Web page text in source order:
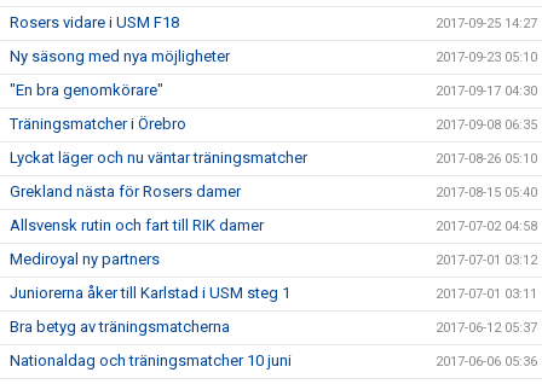
Rosers vidare i USM F18 2017-09-25 14:27
Ny säsong med nya möjligheter 2017-09-23 05:10
"En bra genomkörare" 2017-09-17 04:30
Träningsmatcher i Örebro 2017-09-08 06:35
Lyckat läger och nu väntar träningsmatcher 2017-08-26 05:10
Grekland nästa för Rosers damer 2017-08-15 05:40
Allsvensk rutin och fart till RIK damer 2017-07-02 04:58
Mediroyal ny partners 2017-07-01 03:12
Juniorerna åker till Karlstad i USM steg 1 2017-07-01 03:11
Bra betyg av träningsmatcherna 2017-06-12 05:37
Nationaldag och träningsmatcher 10 juni 2017-06-06 05:36